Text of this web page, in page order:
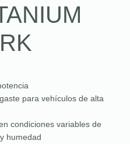
para vehículos de alta
condiciones variables de
humedad